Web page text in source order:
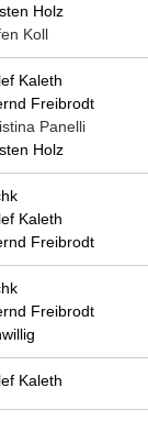
Holz
Koll
Kaleth
Freibrodt
Panelli
Holz
Kaleth
Freibrodt
Freibrodt
Kaleth